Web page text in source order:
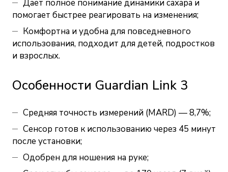
Дает полное понимание динамики сахара и
помогает быстрее реагировать на изменения;
Комфортна и удобна для повседневного
использования, подходит для детей, подростков
и взрослых.
Особенности Guardian Link 3
Средняя точность измерений (MARD) — 8,7%;
Сенсор готов к использованию через 45 минут
после установки;
Одобрен для ношения на руке;